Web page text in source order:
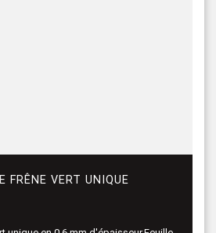
FRÊNE VERT UNIQUE